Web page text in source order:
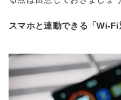
スマホと連動できる「Wi-